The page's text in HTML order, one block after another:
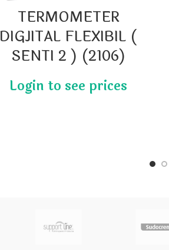
TERMOMETER
DIGJITAL FLEXIBIL (
SENTI 2 ) (2106)